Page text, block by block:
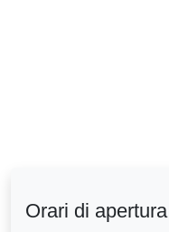
Orari di apertura